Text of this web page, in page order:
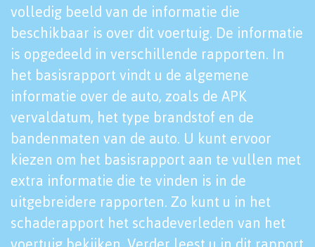
volledig beeld van de informatie die
beschikbaar is over dit voertuig. De informatie
is opgedeeld in verschillende rapporten. In
het basisrapport vindt u de algemene
informatie over de auto, zoals de APK
vervaldatum, het type brandstof en de
bandenmaten van de auto. U kunt ervoor
kiezen om het basisrapport aan te vullen met
extra informatie die te vinden is in de
uitgebreidere rapporten. Zo kunt u in het
schaderapport het schadeverleden van het